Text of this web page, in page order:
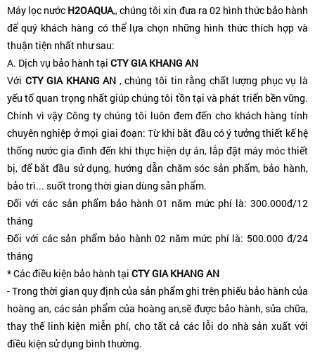
Máy lọc nước H2OAQUA,, chúng tôi xin đưa ra 02 hình thức bảo hành
để quý khách hàng có thể lựa chọn những hình thức thích hợp và
thuận tiện nhất như sau:
A. Dịch vụ bảo hành tại CTY GIA KHANG AN
Với CTY GIA KHANG AN , chúng tôi tin rằng chất lượng phục vụ là
yếu tố quan trọng nhất giúp chúng tôi tồn tại và phát triển bền vững.
Chính vì vậy Công ty chúng tôi luôn đem đến cho khách hàng tính
chuyên nghiệp ở mọi giai đoạn: Từ khi bắt đầu có ý tưởng thiết kế hệ
thống nước gia đình đến khi thực hiện dự án, lắp đặt máy móc thiết
bị, để bắt đầu sử dụng, hướng dẫn chăm sóc sản phẩm, bảo hành,
bảo trì... suốt trong thời gian dùng sản phẩm.
Đối với các sản phẩm bảo hành 01 năm mức phí là: 300.000đ/12
tháng
Đối với các sản phẩm bảo hành 02 năm mức phí là: 500.000 đ/24
tháng
* Các điều kiện bảo hành tại CTY GIA KHANG AN
- Trong thời gian quy định của sản phẩm ghi trên phiếu bảo hành của
hoàng an, các sản phẩm của hoàng an,sẽ được bảo hành, sửa chữa,
thay thế linh kiện miễn phí, cho tất cả các lỗi do nhà sản xuất với
điều kiện sử dụng bình thường.